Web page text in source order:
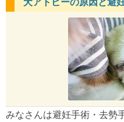
みなさんは避妊手術・去勢